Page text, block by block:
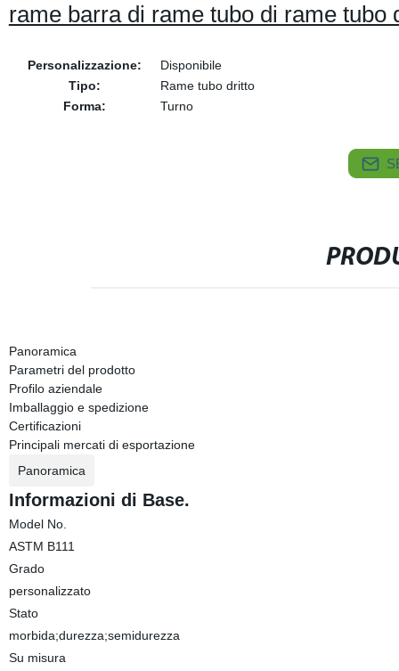
rame barra di rame tubo di rame
Personalizzazione:
Disponibile
Tipo:
Rame tubo dritto
Forma:
Turno
Panoramica
Parametri del prodotto
Profilo aziendale
Imballaggio e spedizione
Certificazioni
Principali mercati di esportazione
Panoramica
Informazioni di Base.
Model No.
ASTM B111
Grado
personalizzato
Stato
morbida;durezza;semidurezza
Su misura